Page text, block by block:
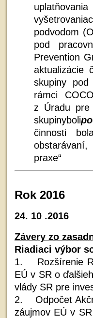
podvodom
pod
Prevention
aktualizácie
skupiny
rámci
z Úradu pre
skupinyboli
činnosti
praxe“
Rok 2016
24. 10 .2016
Závery zo
Riadiaci výbor
1. Rozšírenie
EÚ v SR o
vlády SR pre
2. Odpočet
záujmov EÚ v